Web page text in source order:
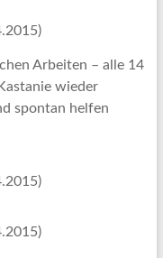
Arbeiten – alle 14
wieder
spontan helfen